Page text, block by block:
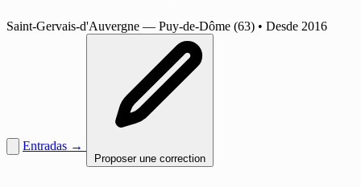
Saint-Gervais-d'Auvergne — Puy-de-Dôme (63) • Desde 2016
Entradas →
Proposer une correction